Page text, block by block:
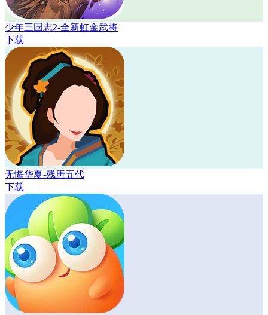
少年三国志2-全新虹金武将
下载
无悔华夏-残唐五代
下载